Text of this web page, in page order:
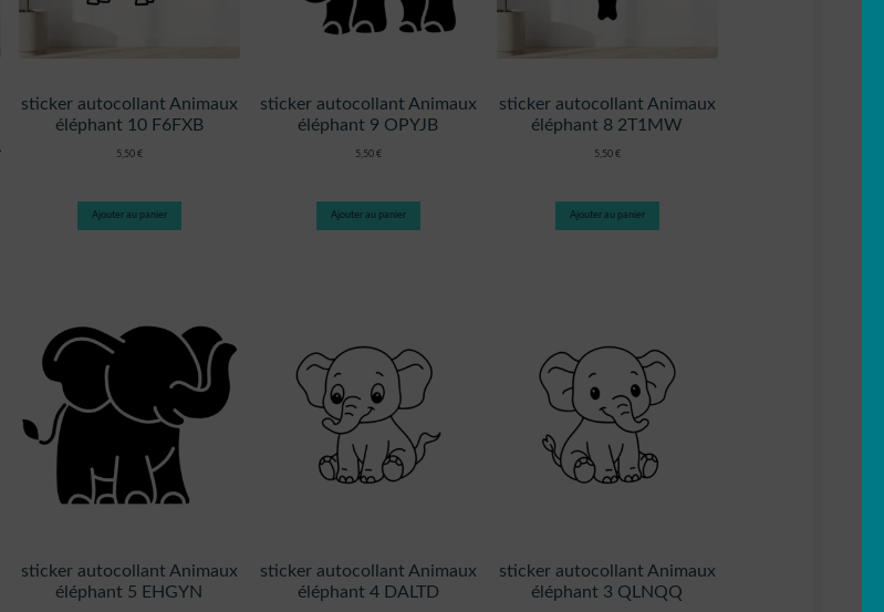
sticker autocollant Animaux
éléphant 10 F6FXB
5,50 €
Ajouter au panier
sticker autocollant Animaux
éléphant 9 OPYJB
5,50 €
Ajouter au panier
sticker autocollant Animaux
éléphant 8 2T1MW
5,50 €
Ajouter au panier
sticker autocollant Animaux
éléphant 5 EHGYN
sticker autocollant Animaux
éléphant 4 DALTD
sticker autocollant Animaux
éléphant 3 QLNQQ